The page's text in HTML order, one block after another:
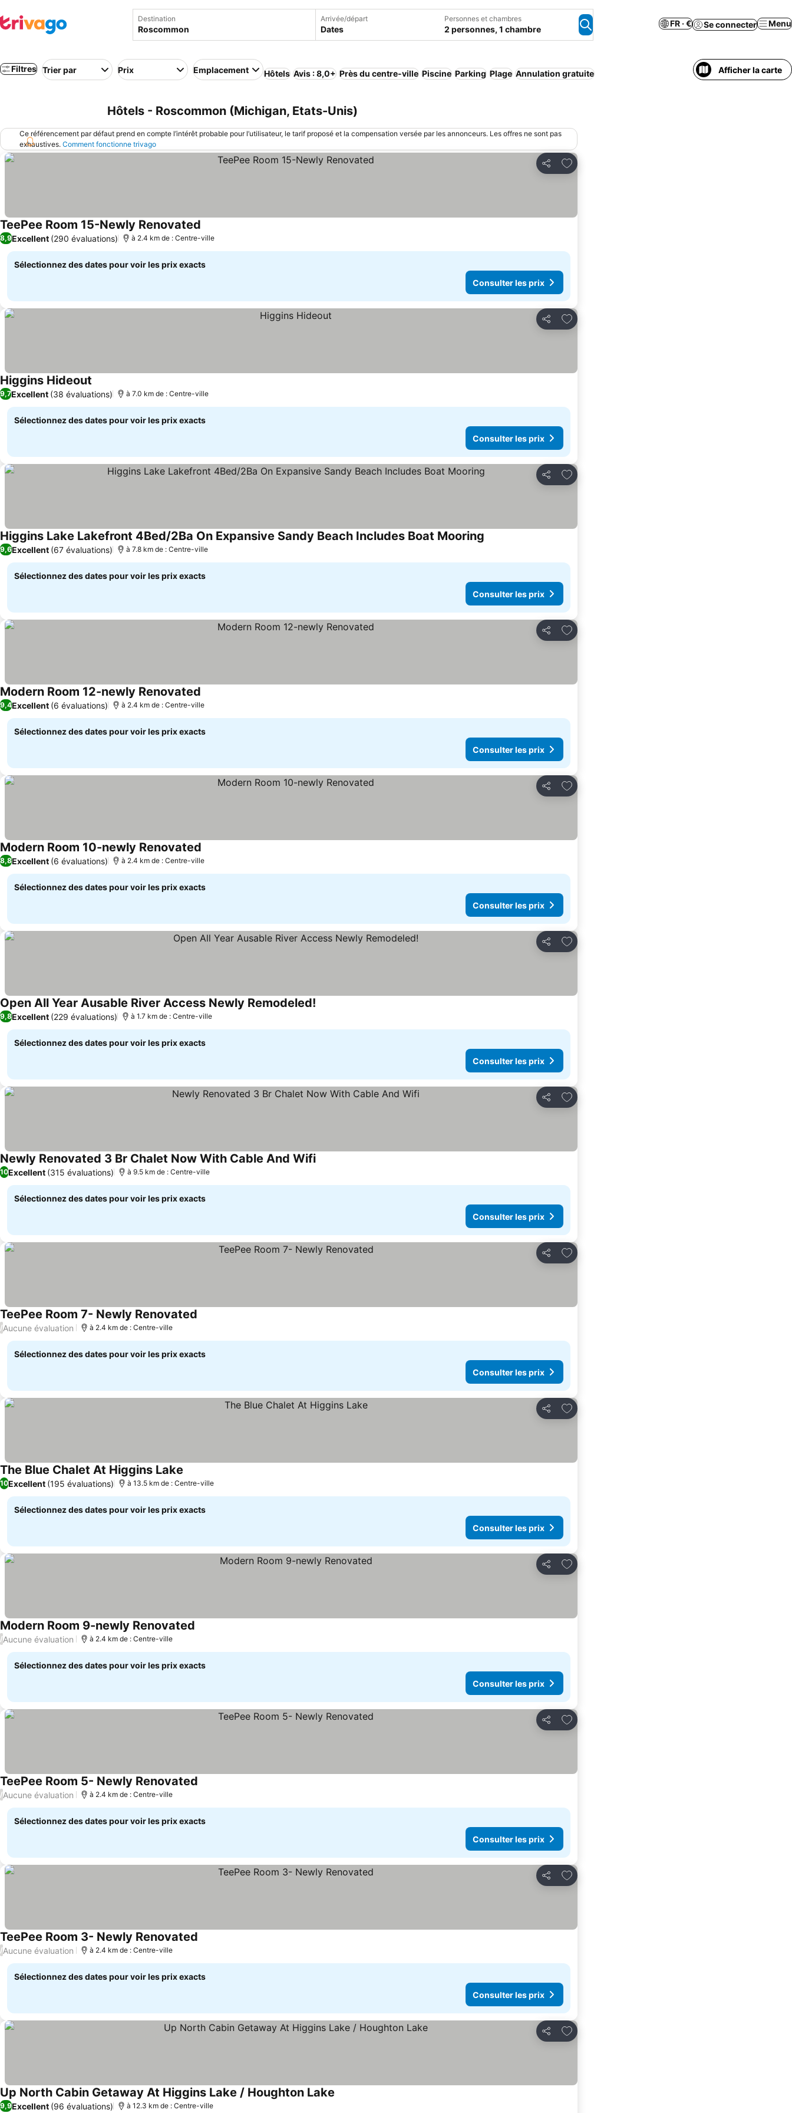
Destination Arrivée/départ
Dates
Personnes et chambres
2 personnes, 1 chambre
FR · € Se connecter Menu
Filtres Trier par Prix Emplacement Hôtels Avis : 8,0+ Près du centre-ville Piscine Parking Plage Annulation gratuite Afficher la carte
Hôtels - Roscommon (Michigan, Etats-Unis)
Ce référencement par défaut prend en compte l’intérêt probable pour l’utilisateur, le tarif proposé et la compensation versée par les annonceurs. Les offres ne sont pas
exhaustives. Comment fonctionne trivago
Partager
Ajouter à mes favoris
TeePee Room 15-Newly Renovated
8,9Excellent (290 évaluations) à 2.4 km de : Centre-ville
Sélectionnez des dates pour voir les prix exacts
Consulter les prix
Partager
Ajouter à mes favoris
Higgins Hideout Consulter les prix
9,7Excellent (38 évaluations) à 7.0 km de : Centre-ville
Sélectionnez des dates pour voir les prix exacts
Consulter les prix
Partager
Ajouter à mes favoris
Higgins Lake Lakefront 4Bed/2Ba On Expansive Sandy Beach Includes Boat Mooring
9,6Excellent (67 évaluations) à 7.8 km de : Centre-ville
Sélectionnez des dates pour voir les prix exacts
Consulter les prix
Partager
Ajouter à mes favoris
Modern Room 12-newly Renovated
9,4Excellent (6 évaluations) à 2.4 km de : Centre-ville
Sélectionnez des dates pour voir les prix exacts
Consulter les prix
Partager
Ajouter à mes favoris
Modern Room 10-newly Renovated
8,8Excellent (6 évaluations) à 2.4 km de : Centre-ville
Sélectionnez des dates pour voir les prix exacts
Consulter les prix
Partager
Ajouter à mes favoris
Open All Year Ausable River Access Newly Remodeled!
9,8Excellent (229 évaluations) à 1.7 km de : Centre-ville
Sélectionnez des dates pour voir les prix exacts
Consulter les prix
Partager
Ajouter à mes favoris
Newly Renovated 3 Br Chalet Now With Cable And WifiConsulter les prix
10Excellent (315 évaluations) à 9.5 km de : Centre-ville
Sélectionnez des dates pour voir les prix exacts
Consulter les prix
Partager
Ajouter à mes favoris
TeePee Room 7- Newly Renovated
/Aucune évaluation à 2.4 km de : Centre-ville
Sélectionnez des dates pour voir les prix exacts
Consulter les prix
Partager
Ajouter à mes favoris
The Blue Chalet At Higgins Lake
10Excellent (195 évaluations) à 13.5 km de : Centre-ville
Sélectionnez des dates pour voir les prix exacts
Consulter les prix
Partager
Ajouter à mes favoris
Modern Room 9-newly Renovated
/Aucune évaluation à 2.4 km de : Centre-ville
Sélectionnez des dates pour voir les prix exacts
Consulter les prix
Partager
Ajouter à mes favoris
TeePee Room 5- Newly Renovated
/Aucune évaluation à 2.4 km de : Centre-ville
Sélectionnez des dates pour voir les prix exacts
Consulter les prix
Partager
Ajouter à mes favoris
TeePee Room 3- Newly Renovated
/Aucune évaluation à 2.4 km de : Centre-ville
Sélectionnez des dates pour voir les prix exacts
Consulter les prix
Partager
Ajouter à mes favoris
Up North Cabin Getaway At Higgins Lake / Houghton Lake
9,9Excellent (96 évaluations) à 12.3 km de : Centre-ville